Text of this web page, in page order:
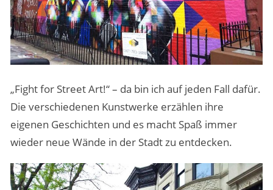
„Fight for Street Art!“ – da bin ich auf jeden Fall dafür.
Die verschiedenen Kunstwerke erzählen ihre
eigenen Geschichten und es macht Spaß immer
wieder neue Wände in der Stadt zu entdecken.